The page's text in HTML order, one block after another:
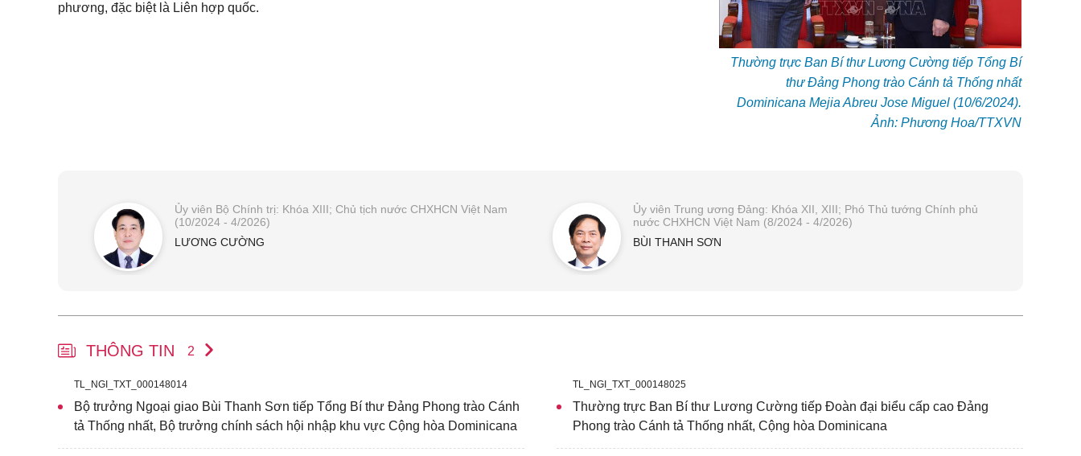
Thường trực Ban Bí thư Lương Cường tiếp Tổng Bí
thư Đảng Phong trào Cánh tả Thống nhất
Dominicana Mejia Abreu Jose Miguel (10/6/2024).
Ảnh: Phương Hoa/TTXVN
phương, đặc biệt là Liên hợp quốc.
Ủy viên Bộ Chính trị: Khóa XIII; Chủ tịch nước CHXHCN Việt Nam
(10/2024 - 4/2026)
LƯƠNG CƯỜNG
Ủy viên Trung ương Đảng: Khóa XII, XIII; Phó Thủ tướng Chính phủ
nước CHXHCN Việt Nam (8/2024 - 4/2026)
BÙI THANH SƠN
THÔNG TIN 2
TL_NGI_TXT_000148014
Bộ trưởng Ngoại giao Bùi Thanh Sơn tiếp Tổng Bí thư Đảng Phong trào Cánh
tả Thống nhất, Bộ trưởng chính sách hội nhập khu vực Cộng hòa Dominicana
TL_NGI_TXT_000148025
Thường trực Ban Bí thư Lương Cường tiếp Đoàn đại biểu cấp cao Đảng
Phong trào Cánh tả Thống nhất, Cộng hòa Dominicana